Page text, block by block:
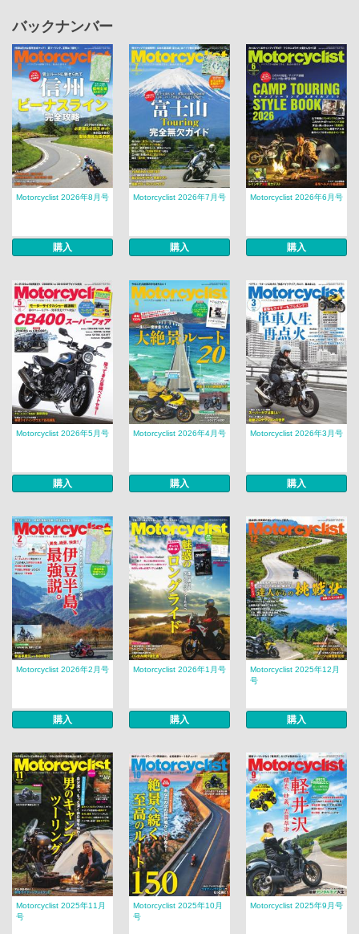
バックナンバー
Motorcyclist 2026年8月号
購入
Motorcyclist 2026年7月号
購入
Motorcyclist 2026年6月号
購入
Motorcyclist 2026年5月号
購入
Motorcyclist 2026年4月号
購入
Motorcyclist 2026年3月号
購入
Motorcyclist 2026年2月号
購入
Motorcyclist 2026年1月号
購入
Motorcyclist 2025年12月
号
購入
Motorcyclist 2025年11月
号
Motorcyclist 2025年10月
号
Motorcyclist 2025年9月号